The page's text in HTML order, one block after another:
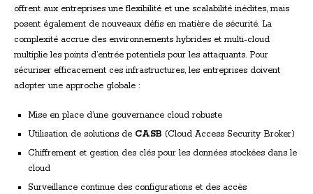
offrent aux entreprises une flexibilité et une scalabilité inédites, mais
posent également de nouveaux défis en matière de sécurité. La
complexité accrue des environnements hybrides et multi-cloud
multiplie les points d’entrée potentiels pour les attaquants. Pour
sécuriser efficacement ces infrastructures, les entreprises doivent
adopter une approche globale :
Mise en place d’une gouvernance cloud robuste
Utilisation de solutions de CASB (Cloud Access Security Broker)
Chiffrement et gestion des clés pour les données stockées dans le
cloud
Surveillance continue des configurations et des accès